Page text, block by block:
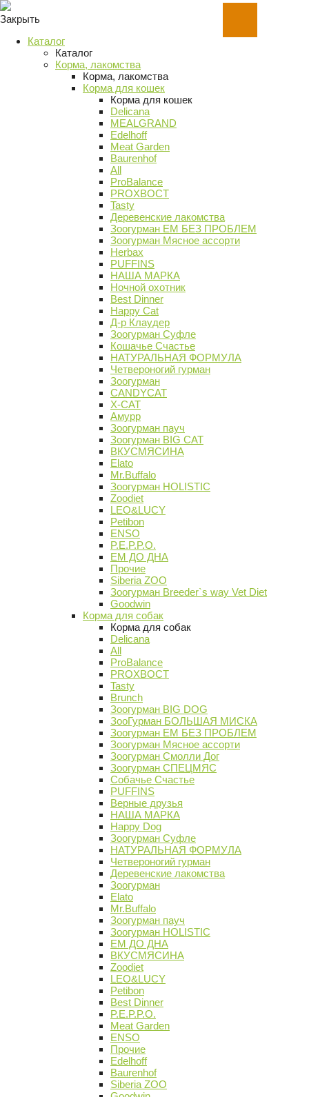
Закрыть
Каталог
Каталог
Корма, лакомства
Корма, лакомства
Корма для кошек
Корма для кошек
Delicana
MEALGRAND
Edelhoff
Meat Garden
Baurenhof
All
ProBalance
PROХВОСТ
Tasty
Деревенские лакомства
Зоогурман ЕМ БЕЗ ПРОБЛЕМ
Зоогурман Мясное ассорти
Herbax
PUFFINS
НАША МАРКА
Ночной охотник
Best Dinner
Happy Cat
Д-р Клаудер
Зоогурман Суфле
Кошачье Счастье
НАТУРАЛЬНАЯ ФОРМУЛА
Четвероногий гурман
Зоогурман
CANDYCAT
X-CAT
Амурр
Зоогурман пауч
Зоогурман BIG CAT
ВКУСМЯСИНА
Elato
Mr.Buffalo
Зоогурман HOLISTIC
Zoodiet
LEO&LUCY
Petibon
ENSO
P.E.P.P.O.
ЕМ ДО ДНА
Прочие
Siberia ZOO
Зоогурман Breeder`s way Vet Diet
Goodwin
Корма для собак
Корма для собак
Delicana
All
ProBalance
PROХВОСТ
Tasty
Brunch
Зоогурман BIG DOG
ЗооГурман БОЛЬШАЯ МИСКА
Зоогурман ЕМ БЕЗ ПРОБЛЕМ
Зоогурман Мясное ассорти
Зоогурман Смолли Дог
Зоогурман СПЕЦМЯС
Собачье Счастье
PUFFINS
Верные друзья
НАША МАРКА
Happy Dog
Зоогурман Суфле
НАТУРАЛЬНАЯ ФОРМУЛА
Четвероногий гурман
Деревенские лакомства
Зоогурман
Elato
Mr.Buffalo
Зоогурман пауч
Зоогурман HOLISTIC
ЕМ ДО ДНА
ВКУСМЯСИНА
Zoodiet
LEO&LUCY
Petibon
Best Dinner
P.E.P.P.O.
Meat Garden
ENSO
Прочие
Edelhoff
Baurenhof
Siberia ZOO